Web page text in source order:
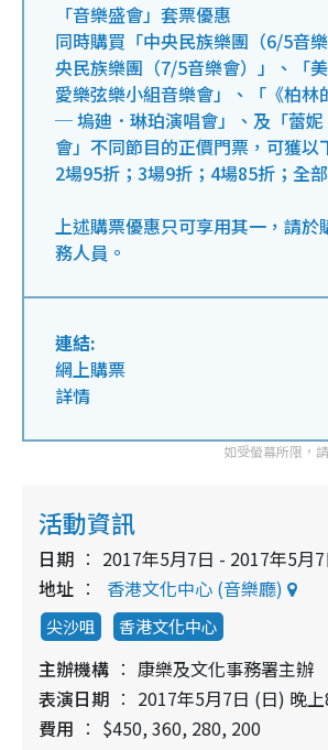
「音樂盛會」套票優惠
同時購買「中央民族樂團（6/5音
央民族樂團（7/5音樂會）」、「
愛樂弦樂小組音樂會」、「《柏林
─ 塢廸．琳珀演唱會」、及「蕾妮
會」不同節目的正價門票，可獲以
2場95折；3場9折；4場85折；全
上述購票優惠只可享用其一，請於
務人員。
連結:
網上購票
詳情
活動資訊
日期
2017年5月7日 - 2017年5月7
地址
香港文化中心 (音樂廳)
尖沙咀 香港文化中心
主辦機構
康樂及文化事務署主辦
表演日期
2017年5月7日 (日) 晚
費用
$450, 360, 280, 200